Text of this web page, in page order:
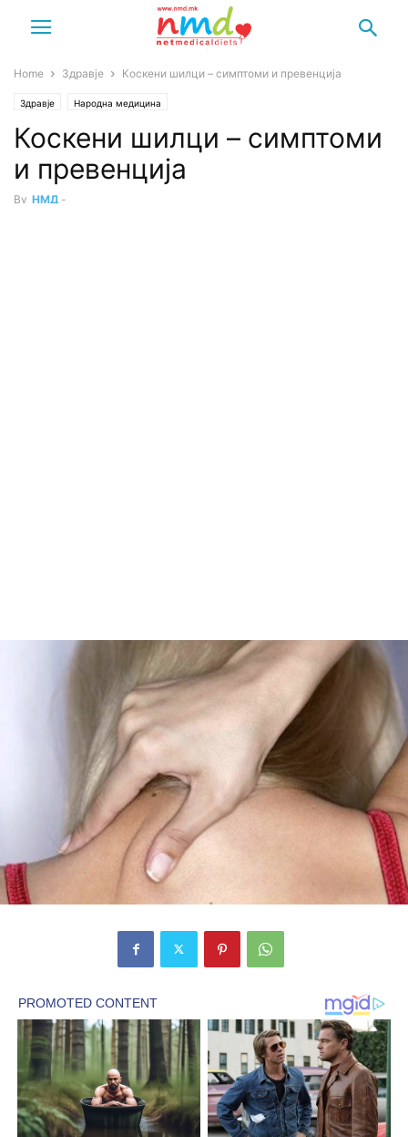
Home Здравје Коскени шилци – симптоми и превенција
Здравје Народна медицина
Коскени шилци – симптоми
и превенција
By НМД -